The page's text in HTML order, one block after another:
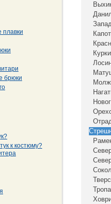
плавки
брюки
к костюму?